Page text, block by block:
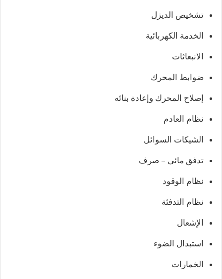
تشخيص الديزل
الخدمة الكهربائية
الانبعاثات
ضوابط المحرك
إصلاح المحرك وإعادة بنائه
نظام العادم
الشيكات السوائل
تدفق مائى – صرف
نظام الوقود
نظام التدفئة
الإشعال
استبدال الضوء
الخمارات